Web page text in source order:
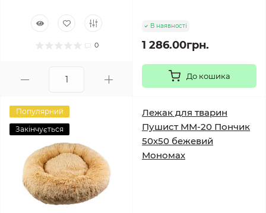
0
В наявності
1 286.00грн.
До кошика
Популярний
Закінчується
Лежак для тварин
Пушист ММ-20 Пончик
50х50 бежевий
Мономах